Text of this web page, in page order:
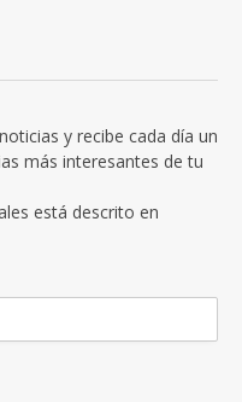
y recibe cada día un
más interesantes de tu
está descrito en